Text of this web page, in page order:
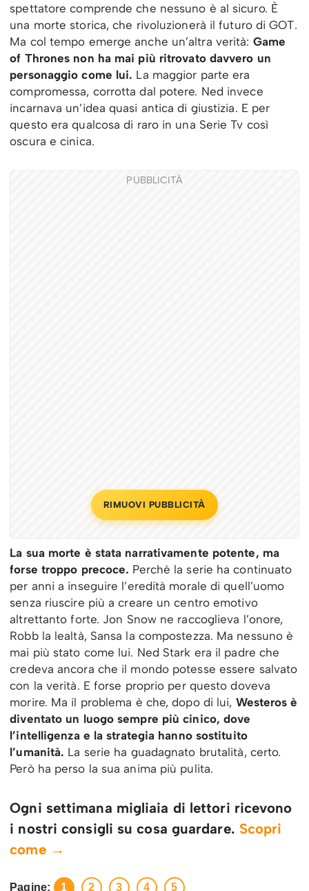
spettatore comprende che nessuno è al sicuro. È
una morte storica, che rivoluzionerà il futuro di GOT.
Ma col tempo emerge anche un’altra verità: Game
of Thrones non ha mai più ritrovato davvero un
personaggio come lui. La maggior parte era
compromessa, corrotta dal potere. Ned invece
incarnava un’idea quasi antica di giustizia. E per
questo era qualcosa di raro in una Serie Tv così
oscura e cinica.
PUBBLICITÀ
RIMUOVI PUBBLICITÀ
La sua morte è stata narrativamente potente, ma
forse troppo precoce. Perché la serie ha continuato
per anni a inseguire l’eredità morale di quell’uomo
senza riuscire più a creare un centro emotivo
altrettanto forte. Jon Snow ne raccoglieva l’onore,
Robb la lealtà, Sansa la compostezza. Ma nessuno è
mai più stato come lui. Ned Stark era il padre che
credeva ancora che il mondo potesse essere salvato
con la verità. E forse proprio per questo doveva
morire. Ma il problema è che, dopo di lui, Westeros è
diventato un luogo sempre più cinico, dove
l’intelligenza e la strategia hanno sostituito
l’umanità. La serie ha guadagnato brutalità, certo.
Però ha perso la sua anima più pulita.
Ogni settimana migliaia di lettori ricevono
i nostri consigli su cosa guardare. Scopri
come →
Pagine: 1 2 3 4 5